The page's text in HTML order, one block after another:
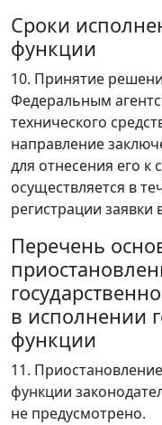
Сроки
функции
10. Принятие
Федеральным
технического
направление
для отнесения его к
осуществляется в
регистрации заявки
Перечень
в исполнении
функции
11.
функции
не предусмотрено.